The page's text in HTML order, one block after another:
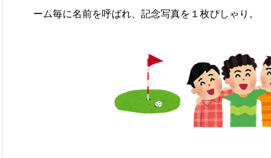
ーム毎に名前を呼ばれ、記念写真を１枚ぴしゃり。